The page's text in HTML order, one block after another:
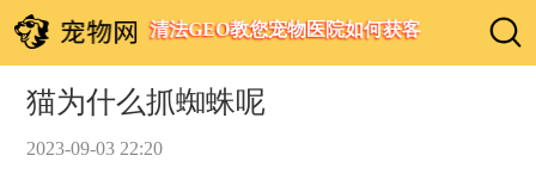
清法GEO教您宠物医院如何获客
猫为什么抓蜘蛛呢
2023-09-03 22:20